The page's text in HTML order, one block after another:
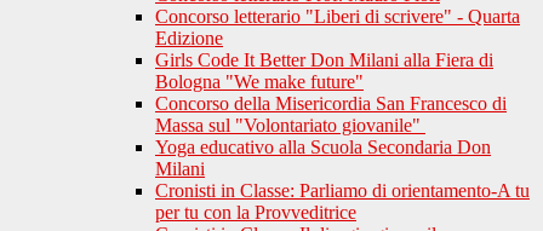
Concorso letterario "Liberi di scrivere" - Quarta
Edizione
Girls Code It Better Don Milani alla Fiera di
Bologna "We make future"
Concorso della Misericordia San Francesco di
Massa sul "Volontariato giovanile"
Yoga educativo alla Scuola Secondaria Don
Milani
Cronisti in Classe: Parliamo di orientamento-A tu
per tu con la Provveditrice